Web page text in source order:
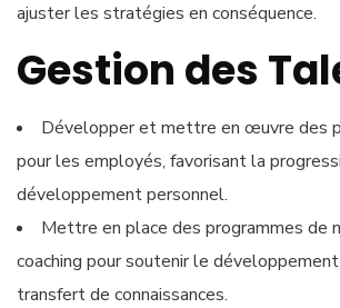
ajuster les stratégies en conséquence.
Gestion des
Développer et mettre en œuvre des
pour les employés, favorisant la
développement personnel.
Mettre en place des programmes de
coaching pour soutenir le
transfert de connaissances.